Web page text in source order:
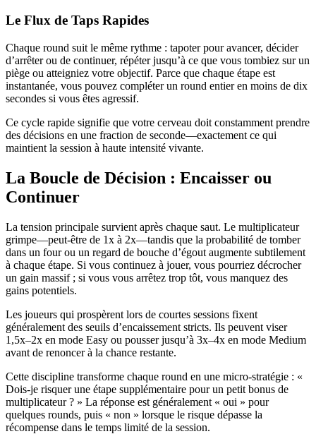
Le Flux de Taps Rapides
Chaque round suit le même rythme : tapoter pour avancer, décider
d’arrêter ou de continuer, répéter jusqu’à ce que vous tombiez sur un
piège ou atteigniez votre objectif. Parce que chaque étape est
instantanée, vous pouvez compléter un round entier en moins de dix
secondes si vous êtes agressif.
Ce cycle rapide signifie que votre cerveau doit constamment prendre
des décisions en une fraction de seconde—exactement ce qui
maintient la session à haute intensité vivante.
La Boucle de Décision : Encaisser ou
Continuer
La tension principale survient après chaque saut. Le multiplicateur
grimpe—peut-être de 1x à 2x—tandis que la probabilité de tomber
dans un four ou un regard de bouche d’égout augmente subtilement
à chaque étape. Si vous continuez à jouer, vous pourriez décrocher
un gain massif ; si vous vous arrêtez trop tôt, vous manquez des
gains potentiels.
Les joueurs qui prospèrent lors de courtes sessions fixent
généralement des seuils d’encaissement stricts. Ils peuvent viser
1,5x–2x en mode Easy ou pousser jusqu’à 3x–4x en mode Medium
avant de renoncer à la chance restante.
Cette discipline transforme chaque round en une micro-stratégie : «
Dois-je risquer une étape supplémentaire pour un petit bonus de
multiplicateur ? » La réponse est généralement « oui » pour
quelques rounds, puis « non » lorsque le risque dépasse la
récompense dans le temps limité de la session.